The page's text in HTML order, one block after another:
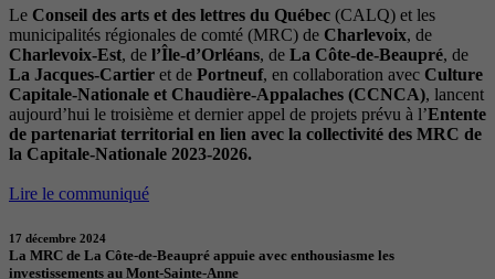
Le Conseil des arts et des lettres du Québec (CALQ) et les
municipalités régionales de comté (MRC) de Charlevoix, de
Charlevoix-Est, de l’Île-d’Orléans, de La Côte-de-Beaupré, de
La Jacques-Cartier et de Portneuf, en collaboration avec Culture
Capitale-Nationale et Chaudière-Appalaches (CCNCA), lancent
aujourd’hui le troisième et dernier appel de projets prévu à l’Entente
de partenariat territorial en lien avec la collectivité des MRC de
la Capitale-Nationale 2023-2026.
Lire le communiqué
17 décembre 2024
La MRC de La Côte-de-Beaupré appuie avec enthousiasme les
investissements au Mont-Sainte-Anne